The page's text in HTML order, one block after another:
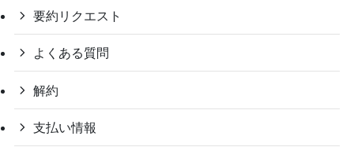
要約リクエスト
よくある質問
解約
支払い情報